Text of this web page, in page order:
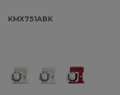
KMX751ABK